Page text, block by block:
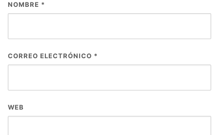
NOMBRE *
CORREO ELECTRÓNICO *
WEB